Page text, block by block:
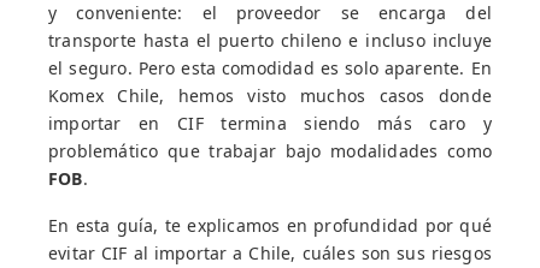
y conveniente: el proveedor se encarga del
transporte hasta el puerto chileno e incluso incluye
el seguro. Pero esta comodidad es solo aparente. En
Komex Chile, hemos visto muchos casos donde
importar en CIF termina siendo más caro y
problemático que trabajar bajo modalidades como
FOB.
En esta guía, te explicamos en profundidad por qué
evitar CIF al importar a Chile, cuáles son sus riesgos